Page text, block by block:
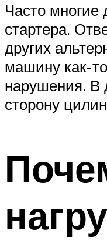
Часто
стартера.
других
машину как-
нарушения. В
сторону